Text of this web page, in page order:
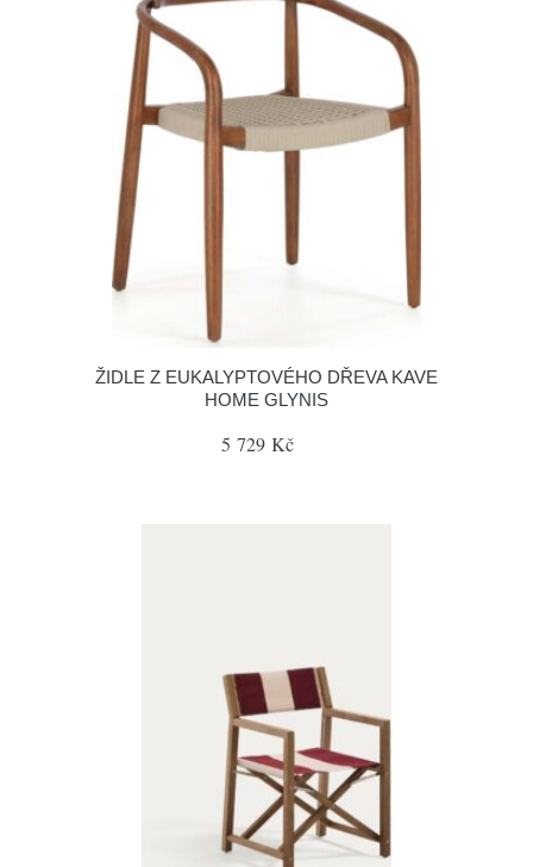
ŽIDLE Z EUKALYPTOVÉHO DŘEVA KAVE
HOME GLYNIS
5 729 Kč